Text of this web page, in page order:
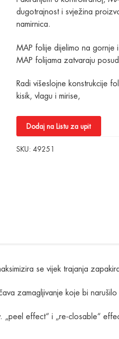
dugotrajnost i svježina
namirnica.
MAP folije dijelimo na gornje
MAP folijama zatvaraju
Radi višeslojne konstrukcije
kisik, vlagu i mirise,
Dodaj na Listu za upit
SKU: 49251
se vijek trajanja
zamagljivanje koje bi
effect“ i „re-closable“